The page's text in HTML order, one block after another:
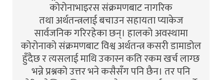
कोरोनाभाइरस संक्रमणबाट नागरिक
तथा अर्थतन्त्रलाई बचाउन सहायता प्याकेज
सार्वजनिक गरिरहेका छन्। हालको अवस्थामा
कोरोनाको संक्रमणबाट विश्व अर्थतन्त्र कसरी डामाडोल
हुँदैछ र त्यसलाई माथि उकास्न कति रकम खर्च लाग्छ
भन्ने प्रश्नको उत्तर भने कसैसँग पनि छैन। तर पनि